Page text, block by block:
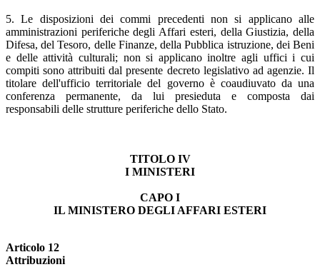
5. Le disposizioni dei commi precedenti non si applicano alle
amministrazioni periferiche degli Affari esteri, della Giustizia, della
Difesa, del Tesoro, delle Finanze, della Pubblica istruzione, dei Beni
e delle attività culturali; non si applicano inoltre agli uffici i cui
compiti sono attribuiti dal presente decreto legislativo ad agenzie. Il
titolare dell'ufficio territoriale del governo è coaudiuvato da una
conferenza permanente, da lui presieduta e composta dai
responsabili delle strutture periferiche dello Stato.
TITOLO IV
I MINISTERI
CAPO I
IL MINISTERO DEGLI AFFARI ESTERI
Articolo 12
Attribuzioni